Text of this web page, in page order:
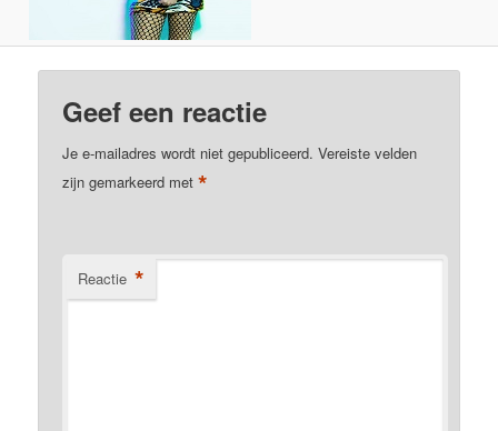
Geef een reactie
Je e-mailadres wordt niet gepubliceerd. Vereiste velden
zijn gemarkeerd met*
Reactie *